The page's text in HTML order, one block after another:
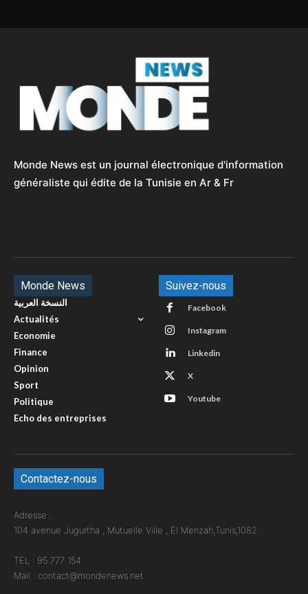
Monde News est un journal électronique d'information
généraliste qui édite de la Tunisie en Ar & Fr
Monde News
النسخة العربية
Actualités
Economie
Finance
Opinion
Sport
Politique
Echo des entreprises
Suivez-nous
Facebook
Instagram
Linkedin
X
Youtube
Contactez-nous
Adresse :
104 avenue Jugurtha , Mutuelle Ville , El Menzah,Tunis,1082
TEL : 95 777 154
Mail : contact@mondenews.net